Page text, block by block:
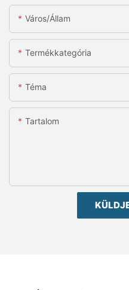
Város/állam
Termékkategória
Téma
Tartalom